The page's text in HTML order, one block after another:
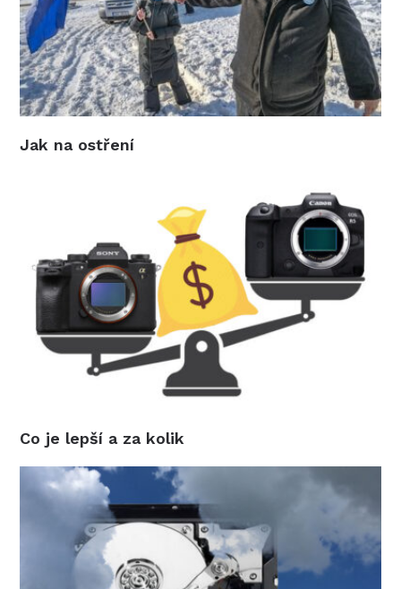
Jak na ostření
Co je lepší a za kolik